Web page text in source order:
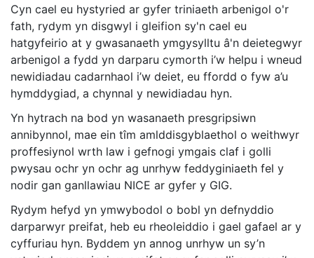
Cyn cael eu hystyried ar gyfer triniaeth arbenigol o'r
fath, rydym yn disgwyl i gleifion sy'n cael eu
hatgyfeirio at y gwasanaeth ymgysylltu â'n deietegwyr
arbenigol a fydd yn darparu cymorth i’w helpu i wneud
newidiadau cadarnhaol i’w deiet, eu ffordd o fyw a’u
hymddygiad, a chynnal y newidiadau hyn.
Yn hytrach na bod yn wasanaeth presgripsiwn
annibynnol, mae ein tîm amlddisgyblaethol o weithwyr
proffesiynol wrth law i gefnogi ymgais claf i golli
pwysau ochr yn ochr ag unrhyw feddyginiaeth fel y
nodir gan ganllawiau NICE ar gyfer y GIG.
Rydym hefyd yn ymwybodol o bobl yn defnyddio
darparwyr preifat, heb eu rheoleiddio i gael gafael ar y
cyffuriau hyn. Byddem yn annog unrhyw un sy’n